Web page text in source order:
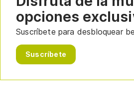
opciones
Suscríbete para desbloquear
Suscríbete